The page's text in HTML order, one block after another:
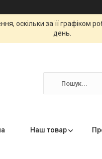
оскільки за її графіком
день.
Наш товар